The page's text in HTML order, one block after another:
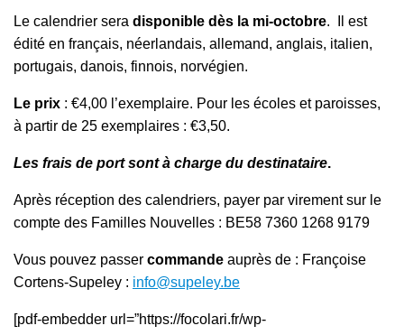
Le calendrier sera disponible dès la mi-octobre. Il est
édité en français, néerlandais, allemand, anglais, italien,
portugais, danois, finnois, norvégien.
Le prix : €4,00 l’exemplaire. Pour les écoles et paroisses,
à partir de 25 exemplaires : €3,50.
Les frais de port sont à charge du destinataire.
Après réception des calendriers, payer par virement sur le
compte des Familles Nouvelles : BE58 7360 1268 9179
Vous pouvez passer commande auprès de : Françoise
Cortens-Supeley : info@supeley.be
[pdf-embedder url=”https://focolari.fr/wp-